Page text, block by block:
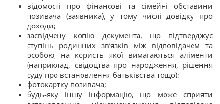
відомості про фінансові та сімейні обставини
позивача (заявника), у тому числі довідку про
доходи;
засвідчену копію документа, що підтверджує
ступінь родинних зв’язків між відповідачем та
особою, на користь якої вимагаються аліменти
(наприклад, свідоцтва про народження, рішення
суду про встановлення батьківства тощо);
фотокартку позивача;
будь-яку іншу інформацію, що може сприяти